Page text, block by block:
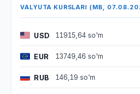
VALYUTA KURSLARI (MB,
USD 11915,64 so'm
EUR 13749,46 so'm
RUB 146,19 so'm